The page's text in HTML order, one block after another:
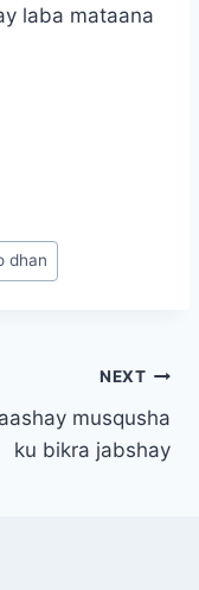
laba mataana
dhan
NEXT
musqusha
ku bikra jabshay